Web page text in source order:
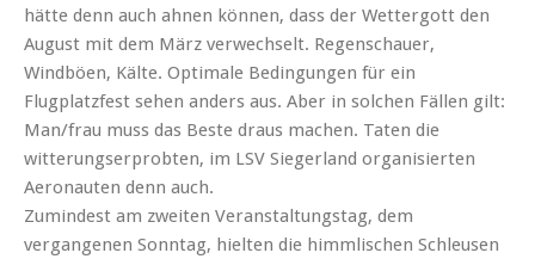
hätte denn auch ahnen können, dass der Wettergott den
August mit dem März verwechselt. Regenschauer,
Windböen, Kälte. Optimale Bedingungen für ein
Flugplatzfest sehen anders aus. Aber in solchen Fällen gilt:
Man/frau muss das Beste draus machen. Taten die
witterungserprobten, im LSV Siegerland organisierten
Aeronauten denn auch.
Zumindest am zweiten Veranstaltungstag, dem
vergangenen Sonntag, hielten die himmlischen Schleusen